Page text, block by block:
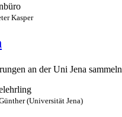
Kasper
an der Uni Jena sammeln
(Universität Jena)